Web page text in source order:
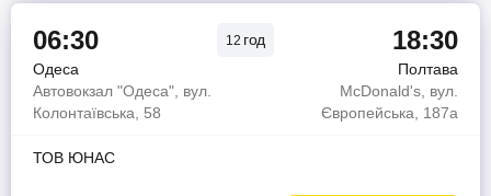
06:30 12 год 18:30
Одеса
Полтава
Автовокзал "Одеса", вул.
Колонтаївська, 58
McDonald's, вул.
Європейська, 187а
ТОВ ЮНАС